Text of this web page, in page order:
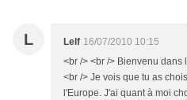
L Lelf 16/07/2010 10:15
<br /> <br /> Bienvenu dans
<br /> Je vois que tu as
l'Europe. J'ai quant à moi